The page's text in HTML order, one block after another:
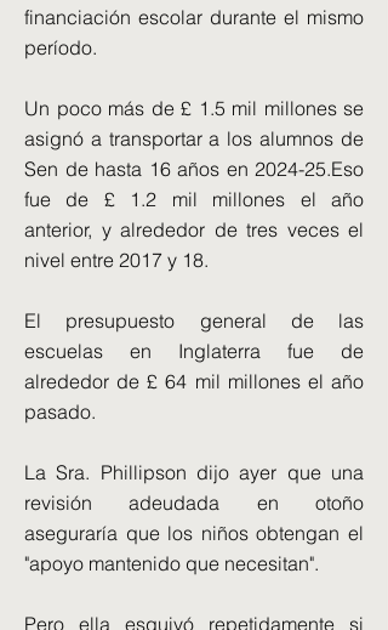
financiación escolar durante el mismo
período.
Un poco más de £ 1.5 mil millones se
asignó a transportar a los alumnos de
Sen de hasta 16 años en 2024-25.Eso
fue de £ 1.2 mil millones el año
anterior, y alrededor de tres veces el
nivel entre 2017 y 18.
El presupuesto general de las
escuelas en Inglaterra fue de
alrededor de £ 64 mil millones el año
pasado.
La Sra. Phillipson dijo ayer que una
revisión adeudada en otoño
aseguraría que los niños obtengan el
"apoyo mantenido que necesitan".
Pero ella esquivó repetidamente si